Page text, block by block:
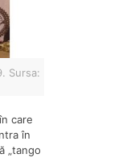
Sursa:
care
în
„tango